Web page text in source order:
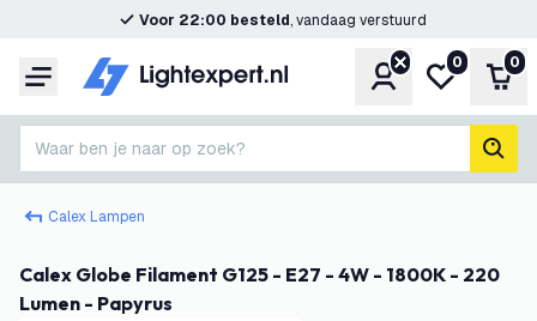
Voor 22:00 besteld, vandaag verstuurd
Menu Account
Mijn
0 0
Waar ben je naar op zoek?
Calex Lampen
Calex Globe Filament G125 - E27 - 4W - 1800K - 220
Lumen - Papyrus